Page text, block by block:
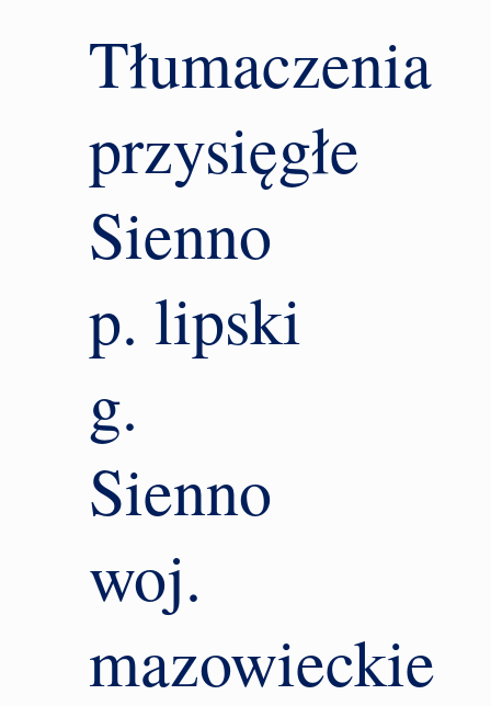
Tłumaczenia
przysięgłe
Sienno
p. lipski
g.
Sienno
woj.
mazowieckie